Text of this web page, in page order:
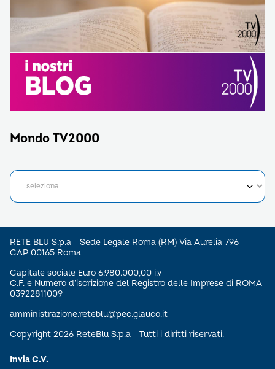
Mondo TV2000
RETE BLU S.p.a - Sede Legale Roma (RM) Via Aurelia 796 –
CAP 00165 Roma
Capitale sociale Euro 6.980.000,00 i.v
C.F. e Numero d’iscrizione del Registro delle Imprese di ROMA
03922811009
amministrazione.reteblu@pec.glauco.it
Copyright 2026 ReteBlu S.p.a - Tutti i diritti riservati.
Invia C.V.